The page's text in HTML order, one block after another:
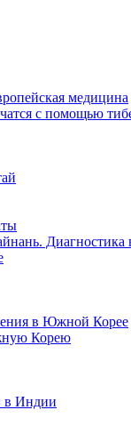
медицина
с помощью
Диагностика
в Южной Корее
Корею
в Индии